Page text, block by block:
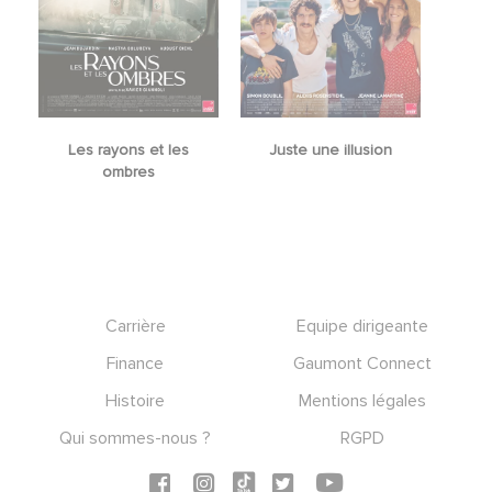
Les rayons et les
ombres
Juste une illusion
Carrière
Equipe dirigeante
Finance
Gaumont Connect
Histoire
Mentions légales
Qui sommes-nous ?
RGPD
Social icons